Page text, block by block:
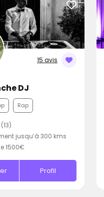
15 avis
DJ
Rap
jusqu’à 300 kms
1500€
Profil